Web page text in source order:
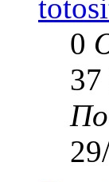
0
37